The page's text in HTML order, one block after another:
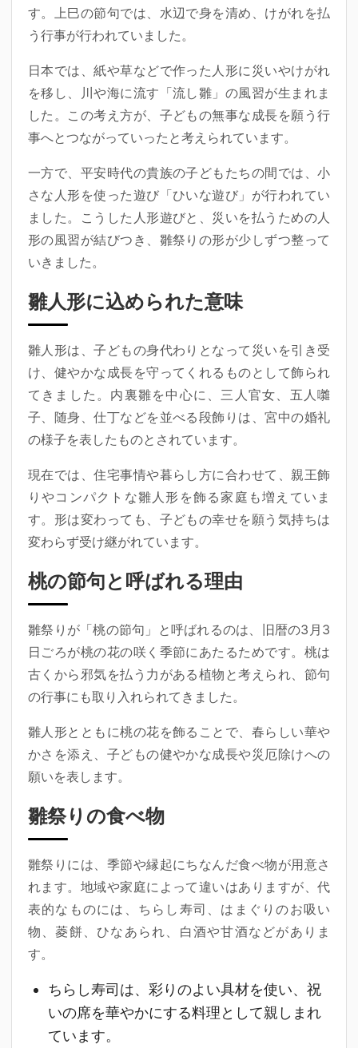
す。上巳の節句では、水辺で身を清め、けがれを払
う行事が行われていました。
日本では、紙や草などで作った人形に災いやけがれ
を移し、川や海に流す「流し雛」の風習が生まれま
した。この考え方が、子どもの無事な成長を願う行
事へとつながっていったと考えられています。
一方で、平安時代の貴族の子どもたちの間では、小
さな人形を使った遊び「ひいな遊び」が行われてい
ました。こうした人形遊びと、災いを払うための人
形の風習が結びつき、雛祭りの形が少しずつ整って
いきました。
雛人形に込められた意味
雛人形は、子どもの身代わりとなって災いを引き受
け、健やかな成長を守ってくれるものとして飾られ
てきました。内裏雛を中心に、三人官女、五人囃
子、随身、仕丁などを並べる段飾りは、宮中の婚礼
の様子を表したものとされています。
現在では、住宅事情や暮らし方に合わせて、親王飾
りやコンパクトな雛人形を飾る家庭も増えていま
す。形は変わっても、子どもの幸せを願う気持ちは
変わらず受け継がれています。
桃の節句と呼ばれる理由
雛祭りが「桃の節句」と呼ばれるのは、旧暦の3月3
日ごろが桃の花の咲く季節にあたるためです。桃は
古くから邪気を払う力がある植物と考えられ、節句
の行事にも取り入れられてきました。
雛人形とともに桃の花を飾ることで、春らしい華や
かさを添え、子どもの健やかな成長や災厄除けへの
願いを表します。
雛祭りの食べ物
雛祭りには、季節や縁起にちなんだ食べ物が用意さ
れます。地域や家庭によって違いはありますが、代
表的なものには、ちらし寿司、はまぐりのお吸い
物、菱餅、ひなあられ、白酒や甘酒などがありま
す。
ちらし寿司は、彩りのよい具材を使い、祝
いの席を華やかにする料理として親しまれ
ています。